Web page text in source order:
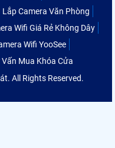
Lắp Camera Văn Phòng
Wifi Giá Rẻ Không Dây
Wifi YooSee
Vấn Mua Khóa Cửa
All Rights Reserved.